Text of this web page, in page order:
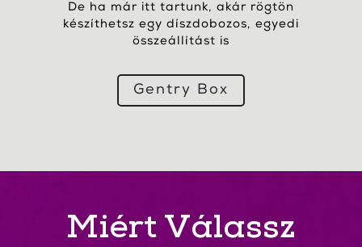
De ha már itt tartunk, akár rögtön
készíthetsz egy díszdobozos, egyedi
összeállítást is
Gentry Box
Miért Válassz